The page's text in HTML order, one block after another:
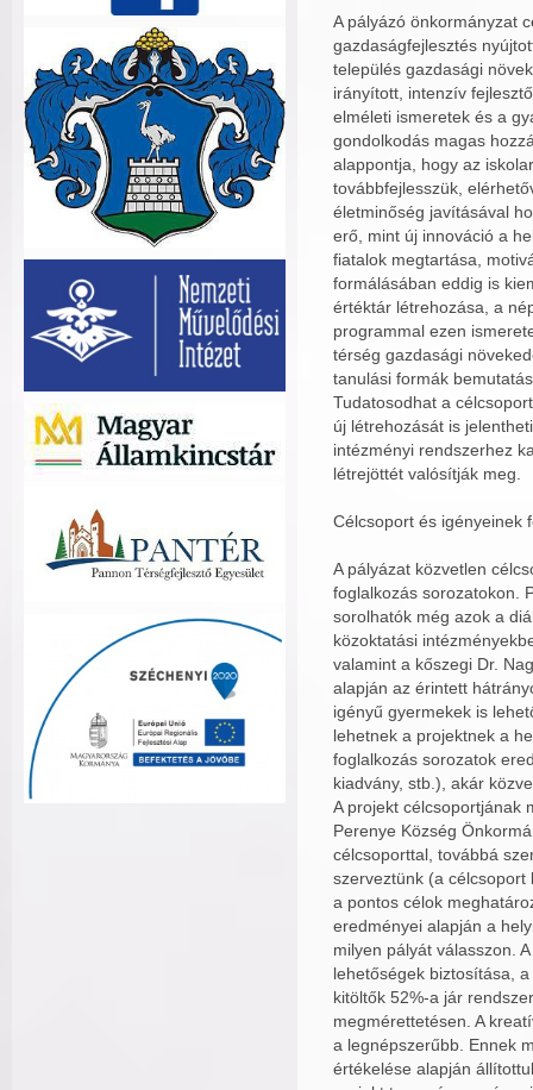
A pályázó önkormányzat
gazdaságfejlesztés
település gazdasági
irányított, intenzív
elméleti ismeretek és a
gondolkodás magas
alappontja, hogy az
továbbfejlesszük,
életminőség javításával
erő, mint új innováció a
fiatalok megtartása,
formálásában eddig is
értéktár létrehozása, a
programmal ezen
térség gazdasági
tanulási formák
Tudatosodhat a
új létrehozását is
intézményi rendszerhez
létrejöttét valósítják meg.
Célcsoport és igényeinek
A pályázat közvetlen
foglalkozás sorozatokon.
sorolhatók még azok a
közoktatási
valamint a kőszegi Dr.
alapján az érintett
igényű gyermekek is
lehetnek a projektnek a
foglalkozás sorozatok
kiadvány, stb.), akár
A projekt célcsoportjának
Perenye Község
célcsoporttal, továbbá
szerveztünk (a
a pontos célok
eredményei alapján a
milyen pályát válasszon.
lehetőségek biztosítása,
kitöltők 52%-a jár
megmérettetésen. A
a legnépszerűbb. Ennek
értékelése alapján